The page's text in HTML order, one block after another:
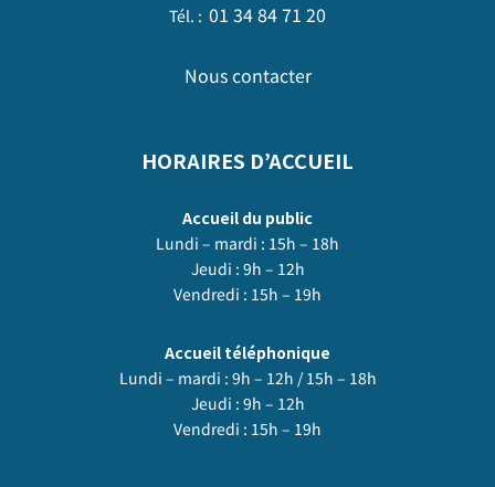
Tél. : 01 34 84 71 20
Nous contacter
HORAIRES D’ACCUEIL
Accueil du public
Lundi – mardi : 15h – 18h
Jeudi : 9h – 12h
Vendredi : 15h – 19h
Accueil téléphonique
Lundi – mardi : 9h – 12h / 15h – 18h
Jeudi : 9h – 12h
Vendredi : 15h – 19h